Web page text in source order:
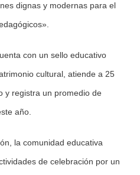
dignas y modernas para el
con un sello educativo
cultural, atiende a 25
y registra un promedio de
año.
la comunidad educativa
de celebración por un